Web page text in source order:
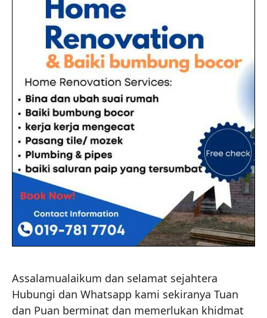
Assalamualaikum dan selamat sejahtera
Hubungi dan Whatsapp kami sekiranya Tuan
dan Puan berminat dan memerlukan khidmat